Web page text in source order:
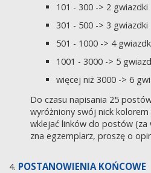
101 - 300 -> 2 gwiazdki
301 - 500 -> 3 gwiazdki
501 - 1000 -> 4
1001 - 3000 -> 5
więcej niż 3000 -> 6
Do czasu napisania 25
wyróżniony swój nick
wklejać linków do postów (za
zna egzemplarz, proszę o
POSTANOWIENIA KOŃCOWE